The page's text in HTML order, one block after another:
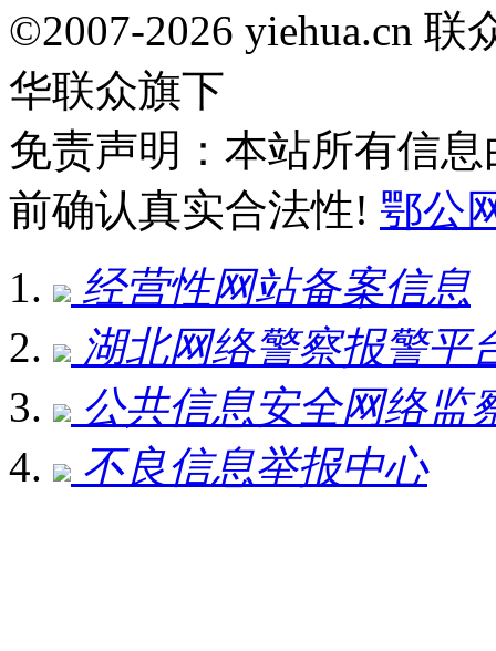
©2007-2026 yiehua.cn
华联众旗下
免责声明：本站所有信
前确认真实合法性! 鄂公
经营性网站备案信息
湖北网络警察报警平
公共信息安全网络监
不良信息举报中心